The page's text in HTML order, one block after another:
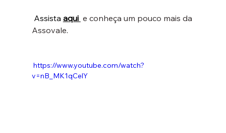
Assista aqui e conheça um pouco mais da
Assovale.
v=nB_MK1qCelY